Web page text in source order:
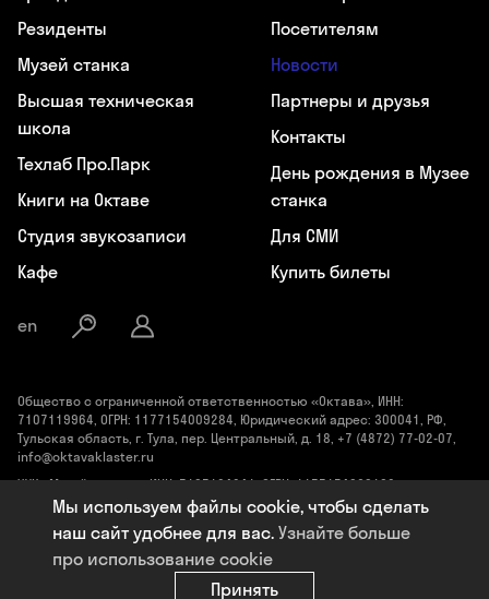
Резиденты
Музей станка
Высшая техническая
школа
Техлаб Про.Парк
Книги на Октаве
Студия звукозаписи
Кафе
Посетителям
Новости
Партнеры и друзья
Контакты
День рождения в Музее
станка
Для СМИ
Купить билеты
en
Общество с ограниченной ответственностью «Октава», ИНН:
7107119964, ОГРН: 1177154009284, Юридический адрес: 300041, РФ,
Тульская область, г. Тула, пер. Центральный, д. 18, +7 (4872) 77-02-07,
info@oktavaklaster.ru
ЧУК «Музей станка», ИНН: 7107124241, ОГРН: 1177154030162,
Юридический адрес: 300041, Тульская область, г. Тула, пер.
Центральный, д. 18, +7 (991) 414-00-98, info@oktavaklaster.ru
Политика обработки персональных данных
Мы используем файлы cookie, чтобы сделать
наш сайт удобнее для вас. Узнайте больше
про использование cookie
Принять